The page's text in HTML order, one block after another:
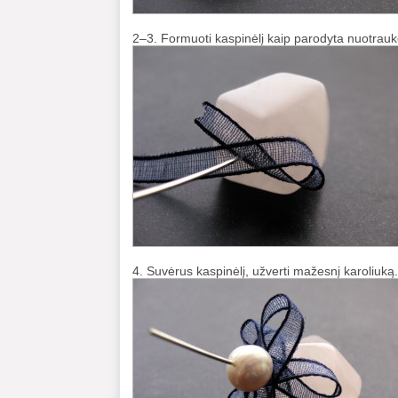
2–3. Formuoti kaspinėlį kaip parodyta
4. Suvėrus kaspinėlį, užverti mažesnį karoliuką.